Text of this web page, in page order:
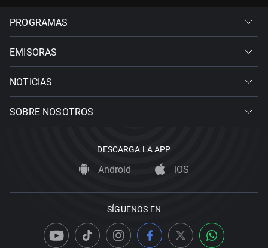
PROGRAMAS
EMISORAS
NOTICIAS
SOBRE NOSOTROS
DESCARGA LA APP
Android iOS
SÍGUENOS EN